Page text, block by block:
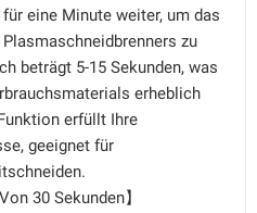
eine Minute weiter, um das
zu
beträgt 5-15 Sekunden, was
erheblich
erfüllt Ihre
geeignet für
30 Sekunden】